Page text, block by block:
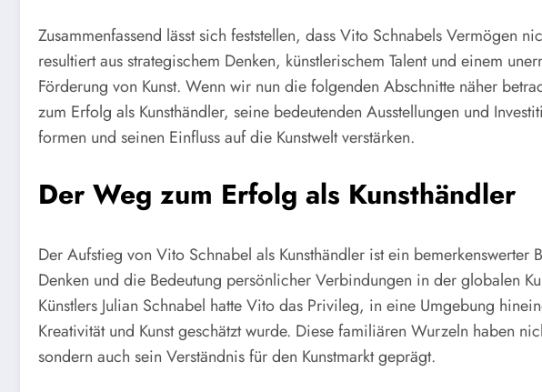
Zusammenfassend lässt sich feststellen, dass Vito Schnabels Vermögen
resultiert aus strategischem Denken, künstlerischem Talent und einem
Förderung von Kunst. Wenn wir nun die folgenden Abschnitte näher
zum Erfolg als Kunsthändler, seine bedeutenden Ausstellungen und
formen und seinen Einfluss auf die Kunstwelt verstärken.
Der Weg zum Erfolg als Kunsthändler
Der Aufstieg von Vito Schnabel als Kunsthändler ist ein bemerkenswerter
Denken und die Bedeutung persönlicher Verbindungen in der globalen
Künstlers Julian Schnabel hatte Vito das Privileg, in eine Umgebung
Kreativität und Kunst geschätzt wurde. Diese familiären Wurzeln haben
sondern auch sein Verständnis für den Kunstmarkt geprägt.